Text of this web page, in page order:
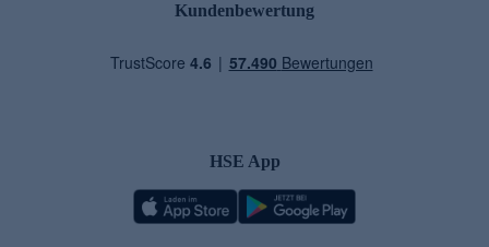
Kundenbewertung
HSE App